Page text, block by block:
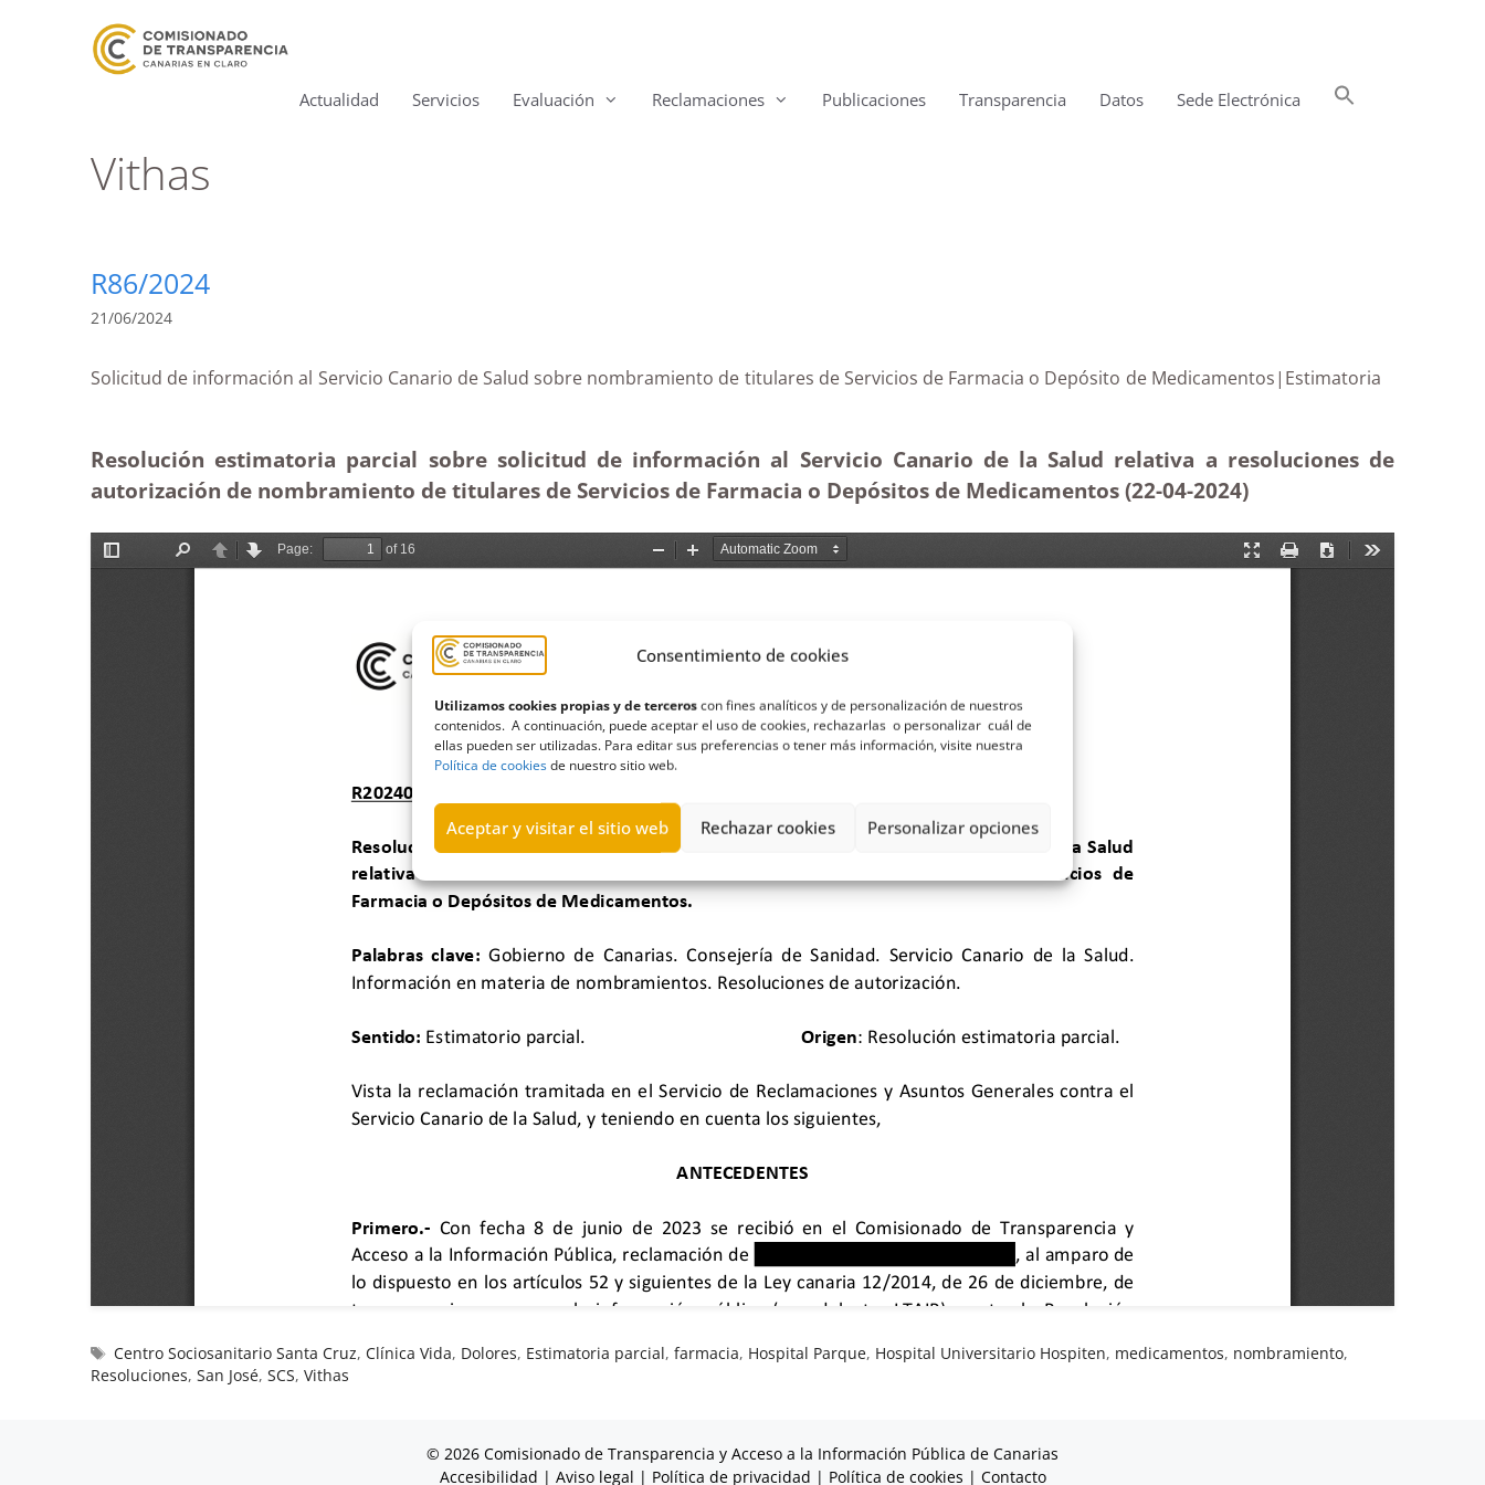
Consentimiento de cookies
Utilizamos cookies propias y de terceroscon fines analíticos y de personalización de nuestros
contenidos. A continuación, puede aceptar el uso de cookies, rechazarlas o personalizar cuál de
ellas pueden ser utilizadas. Para editar sus preferencias o tener más información, visite nuestra
Política de cookiesde nuestro sitio web.
Aceptar y visitar el sitio web Rechazar cookies Personalizar opciones
Actualidad Servicios Evaluación Reclamaciones Publicaciones Transparencia Datos Sede Electrónica
Vithas
R86/2024
21/06/2024
Solicitud de información al Servicio Canario de Salud sobre nombramiento de titulares de Servicios de Farmacia o Depósito de Medicamentos|Estimatoria
Resolución estimatoria parcial sobre solicitud de información al Servicio Canario de la Salud relativa a resoluciones de
autorización de nombramiento de titulares de Servicios de Farmacia o Depósitos de Medicamentos (22-04-2024)
Centro Sociosanitario Santa Cruz,Clínica Vida, Dolores, Estimatoria parcial,farmacia, Hospital Parque, Hospital Universitario Hospiten, medicamentos, nombramiento,
Resoluciones, San José, SCS, Vithas
© 2026 Comisionado de Transparencia y Acceso a la Información Pública de Canarias
Accesibilidad | Aviso legal | Política de privacidad | Política de cookies | Contacto